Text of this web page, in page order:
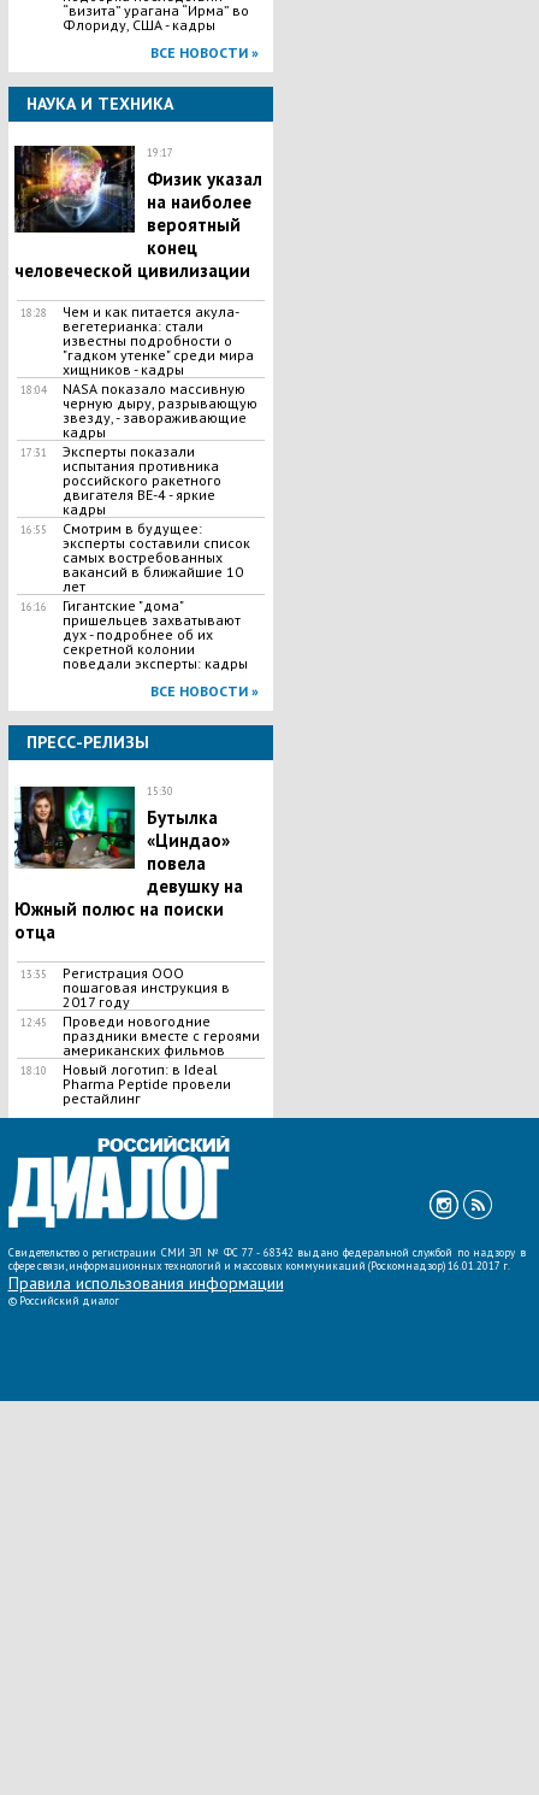
“визита” урагана “Ирма” во
Флориду, США - кадры
ВСЕ НОВОСТИ »
НАУКА И ТЕХНИКА
19:17
Физик указал
на наиболее
вероятный
конец
человеческой цивилизации
18:28
Чем и как питается акула-
вегетерианка: стали
известны подробности о
"гадком утенке" среди мира
хищников - кадры
18:04
NASA показало массивную
черную дыру, разрывающую
звезду, - завораживающие
кадры
17:31
Эксперты показали
испытания противника
российского ракетного
двигателя BE-4 - яркие
кадры
16:55
Смотрим в будущее:
эксперты составили список
самых востребованных
вакансий в ближайшие 10
лет
16:16
Гигантские "дома"
пришельцев захватывают
дух - подробнее об их
секретной колонии
поведали эксперты: кадры
ВСЕ НОВОСТИ »
ПРЕСС-РЕЛИЗЫ
15:30
Бутылка
«Циндао»
повела
девушку на
Южный полюс на поиски
отца
13:35
Регистрация ООО
пошаговая инструкция в
2017 году
12:45
Проведи новогодние
праздники вместе с героями
американских фильмов
18:10
Новый логотип: в Ideal
Pharma Peptide провели
рестайлинг
Свидетельство о регистрации СМИ ЭЛ № ФС 77 - 68342 выдано федеральной службой по надзору в
сфере связи, информационных технологий и массовых коммуникаций (Роскомнадзор) 16.01.2017 г.
Правила использования информации
© Российский диалог